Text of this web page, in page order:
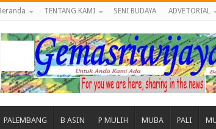
TENTANG KAMI SENI BUDAYA ADVETORIAL
PALEMBANG B ASIN P MULIH MUBA PALI